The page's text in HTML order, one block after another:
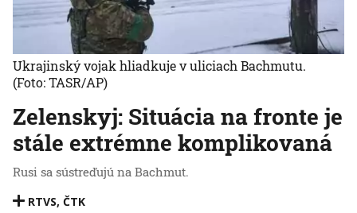
Zelenskyj: Situácia na fronte je
stále extrémne komplikovaná
Rusi sa sústreďujú na Bachmut.
RTVS, ČTK
Ukrajinský vojak hliadkuje v uliciach Bachmutu.
(Foto: TASR/AP)